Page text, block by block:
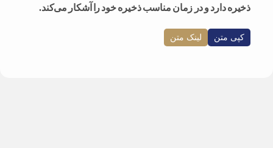
ذخیره دارد و در زمان مناسب ذخیره‌ خود را آشکار می‌کند.
کپی متن لینک متن